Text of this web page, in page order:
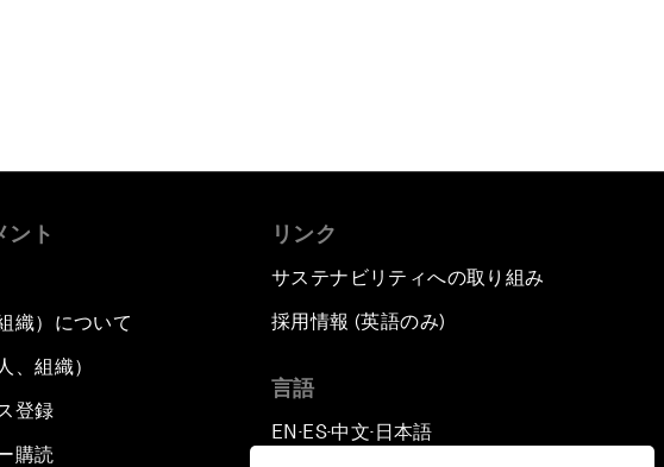
ント
織）について
、組織）
登録
購読
リンク
サステナビリティへの取り組み
採用情報 (英語のみ)
言語
EN ▪ ES▪中文▪ 日本語